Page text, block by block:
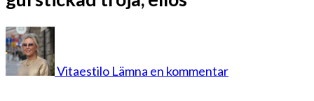
Vitaestilo Lämna en kommentar
tröja,